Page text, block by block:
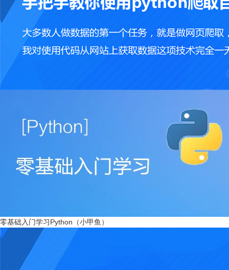
零基础入门学习Python（小甲鱼）